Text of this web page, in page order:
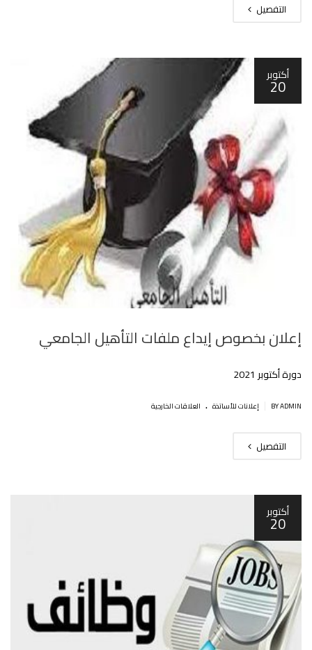
التفصيل
أكتوبر
20
إعلان بخصوص إيداع ملفات التأهيل الجامعي
دورة أكتوبر 2021
BY ADMIN إعلانات للأساتذة . العلاقات الخارجية
التفصيل
أكتوبر
20